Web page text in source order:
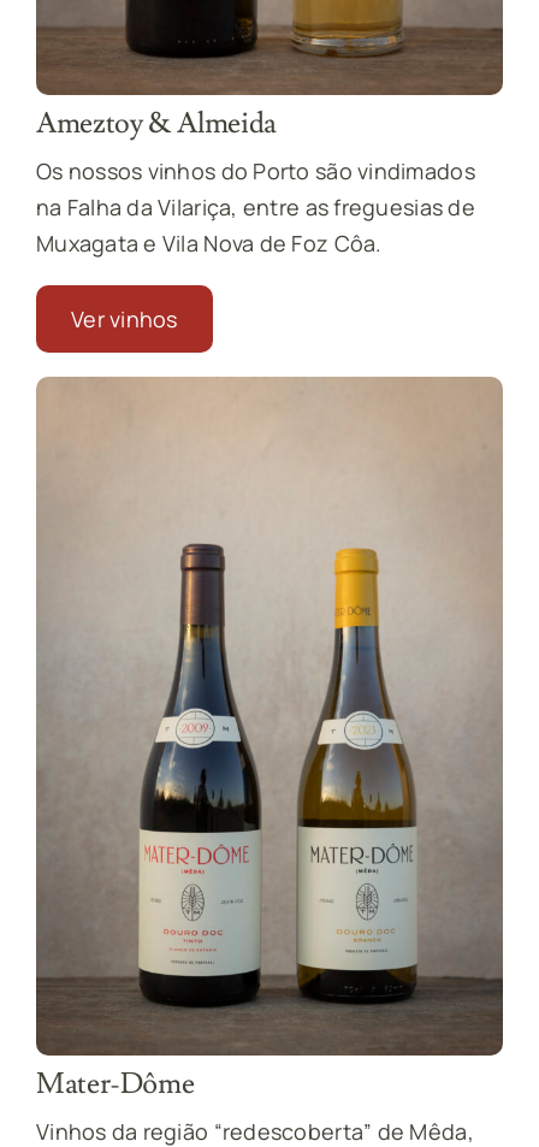
Ameztoy & Almeida
Os nossos vinhos do Porto são vindimados
na Falha da Vilariça, entre as freguesias de
Muxagata e Vila Nova de Foz Côa.
Ver vinhos
Mater-Dôme
Vinhos da região “redescoberta” de Mêda,